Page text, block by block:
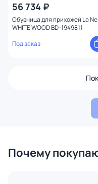
56 734 ₽
Обувница для прихожей La Neige
WHITE WOOD BD-1949811
Под заказ
Почему